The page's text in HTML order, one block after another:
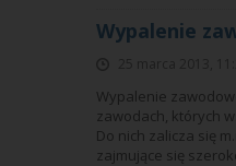
Wypalenie
Wypalenie
zawodach, których
Do nich zalicza się
zajmujące się